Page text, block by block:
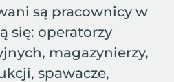
są pracownicy w
się: operatorzy
magazynierzy,
spawacze,